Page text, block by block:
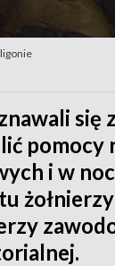
się
pomocy
i w